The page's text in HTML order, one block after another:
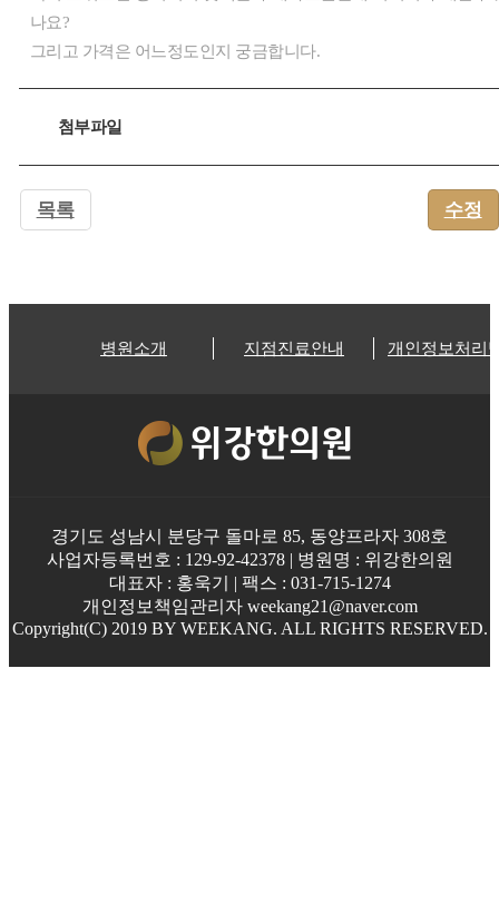
나요?
그리고 가격은 어느정도인지 궁금합니다.
첨부파일
목록 수정
병원소개 지점진료안내 개인정보처리
경기도 성남시 분당구 돌마로 85, 동양프라자 308호
사업자등록번호 : 129-92-42378 | 병원명 : 위강한의원
대표자 : 홍욱기 | 팩스 : 031-715-1274
개인정보책임관리자 weekang21@naver.com
Copyright(C) 2019 BY WEEKANG. ALL RIGHTS RESERVED.